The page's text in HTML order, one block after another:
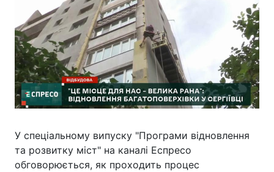
У спеціальному випуску "Програми відновлення
та розвитку міст" на каналі Еспресо
обговорюється, як проходить процес